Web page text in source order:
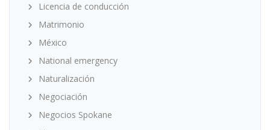
Licencia de conducción
Matrimonio
México
National emergency
Naturalización
Negociación
Negocios Spokane